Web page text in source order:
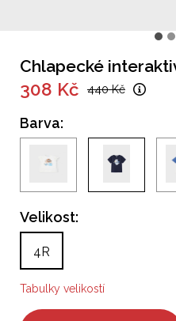
Chlapecké
308 Kč 440 Kč
Barva:
Velikost:
4R
Tabulky velikostí